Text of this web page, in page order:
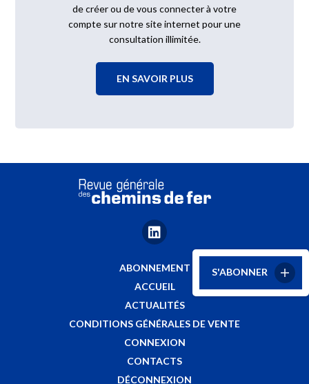
de créer ou de vous connecter à votre
compte sur notre site internet pour une
consultation illimitée.
EN SAVOIR PLUS
ABONNEMENT
ACCUEIL
ACTUALITÉS
CONDITIONS GÉNÉRALES DE VENTE
CONNEXION
CONTACTS
DÉCONNEXION
S'ABONNER